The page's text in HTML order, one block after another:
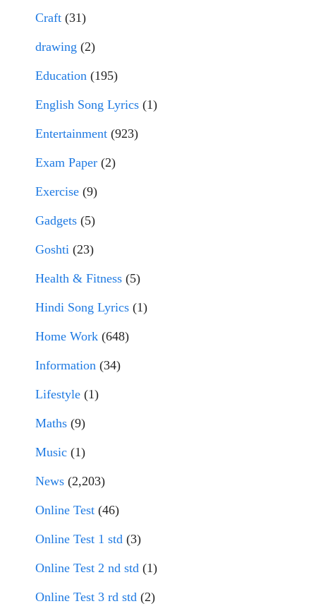
Craft (31)
drawing (2)
Education (195)
English Song Lyrics (1)
Entertainment (923)
Exam Paper (2)
Exercise (9)
Gadgets (5)
Goshti (23)
Health & Fitness (5)
Hindi Song Lyrics (1)
Home Work (648)
Information (34)
Lifestyle (1)
Maths (9)
Music (1)
News (2,203)
Online Test (46)
Online Test 1 std (3)
Online Test 2 nd std (1)
Online Test 3 rd std (2)